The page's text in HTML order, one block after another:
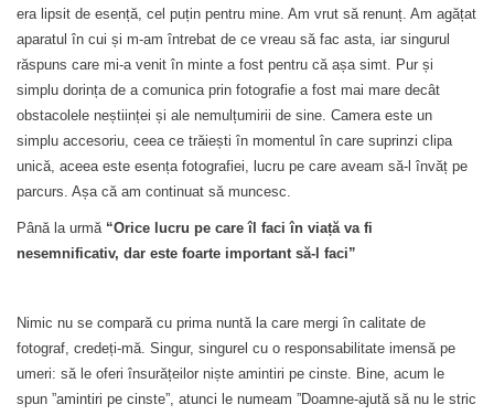
era lipsit de esență, cel puțin pentru mine. Am vrut să renunț. Am agățat
aparatul în cui și m-am întrebat de ce vreau să fac asta, iar singurul
răspuns care mi-a venit în minte a fost pentru că așa simt. Pur și
simplu dorința de a comunica prin fotografie a fost mai mare decât
obstacolele neștiinței și ale nemulțumirii de sine. Camera este un
simplu accesoriu, ceea ce trăiești în momentul în care suprinzi clipa
unică, aceea este esența fotografiei, lucru pe care aveam să-l învăț pe
parcurs. Așa că am continuat să muncesc.
Până la urmă “Orice lucru pe care îl faci în viață va fi
nesemnificativ, dar este foarte important să-l faci”
Nimic nu se compară cu prima nuntă la care mergi în calitate de
fotograf, credeți-mă. Singur, singurel cu o responsabilitate imensă pe
umeri: să le oferi însurățeilor niște amintiri pe cinste. Bine, acum le
spun ”amintiri pe cinste”, atunci le numeam ”Doamne-ajută să nu le stric